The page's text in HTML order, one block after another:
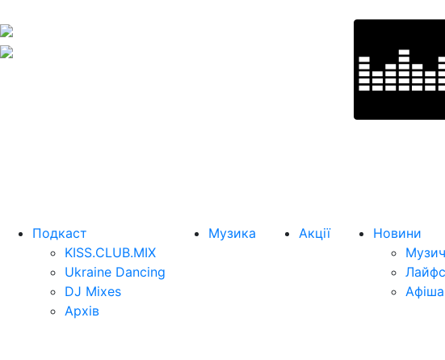
Подкаст
KISS.CLUB.MIX
Ukraine Dancing
DJ Mixes
Архів
Музика Акції
Новини
Афіша